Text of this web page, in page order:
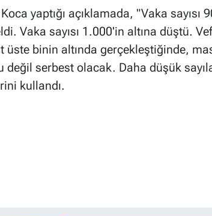
yaptığı açıklamada, "Vaka
Vaka sayısı 1.000'in altına düştü.
üste binin altında gerçekleştiğinde,
değil serbest olacak. Daha düşük
kullandı.